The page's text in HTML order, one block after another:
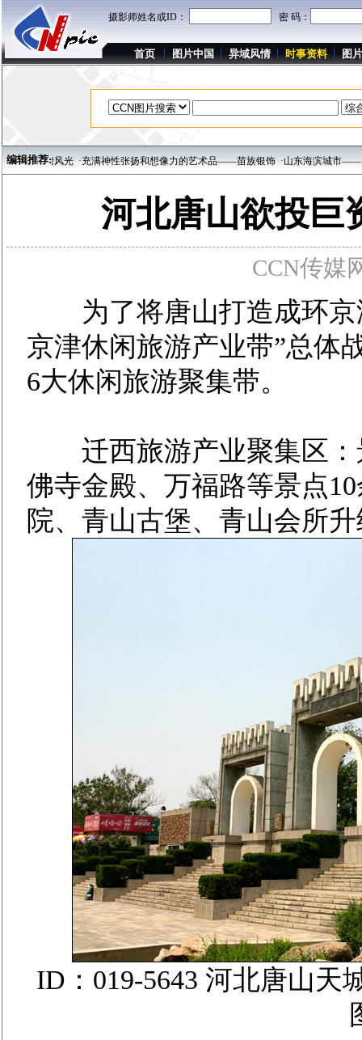
摄影师姓名或ID： 密 码：
首页 图片中国 异域风情 时事资料 图
编辑推荐:
塘风光 ·充满神性张扬和想像力的艺术品——苗族银饰 ·山东海滨城市——日照 ·
河北唐山欲投巨
CCN传媒
为了将唐山打造成环京
京津休闲旅游产业带”总体
6大休闲旅游聚集带。
迁西旅游产业聚集区：
佛寺金殿、万福路等景点
院、青山古堡、青山会所
ID：019-5643 河北唐山